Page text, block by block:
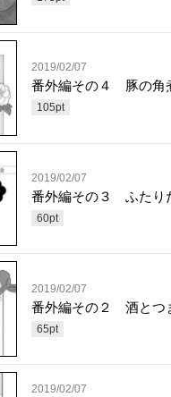
2019/02/07
番外編その４ 豚の角
105pt
2019/02/07
番外編その３ ふたり
60pt
2019/02/07
番外編その２ 酒とつ
65pt
2019/02/07